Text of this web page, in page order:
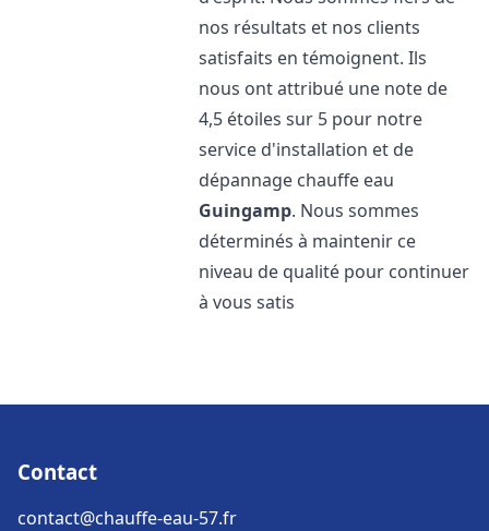
nos résultats et nos clients
satisfaits en témoignent. Ils
nous ont attribué une note de
4,5 étoiles sur 5 pour notre
service d'installation et de
dépannage chauffe eau
Guingamp. Nous sommes
déterminés à maintenir ce
niveau de qualité pour continuer
à vous satis
Contact
contact@chauffe-eau-57.fr